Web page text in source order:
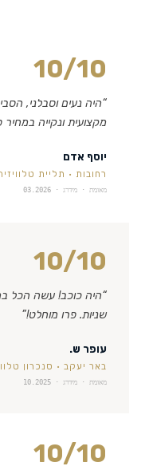
10/10
“היה נעים וסבלני,
מקצועית ונקייה במחיר
יוסף אדם
רחובות · תליית
מאומת · מידרג · 03.2026
10/10
“היה כוכב! עשה הכל
שניות. פרו מוחלט!”
עופר ש.
באר יעקב · סנכרון
מאומת · מידרג · 10.2025
10/10